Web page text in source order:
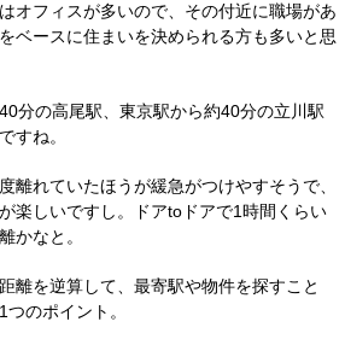
オフィスが多いので、その付近に職場があ
ベースに住まいを決められる方も多いと思
分の高尾駅、東京駅から約40分の立川駅
すね。
離れていたほうが緩急がつけやすそうで、
楽しいですし。ドアtoドアで1時間くらい
かなと。
離を逆算して、最寄駅や物件を探すこと
のポイント。